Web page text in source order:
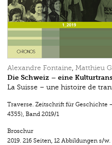
Alexandre Fontaine, Matthieu
Die Schweiz – eine
La Suisse – une histoire de
Traverse. Zeitschrift für Geschichte
4355), Band 2019/1
Broschur
2019. 216 Seiten, 12 Abbildungen s/w.